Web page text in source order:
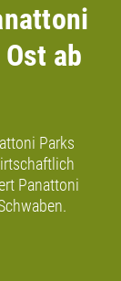
ab
Parks
Panattoni